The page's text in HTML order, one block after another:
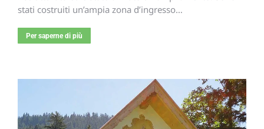
stati costruiti un’ampia zona d’ingresso…
Per saperne di più